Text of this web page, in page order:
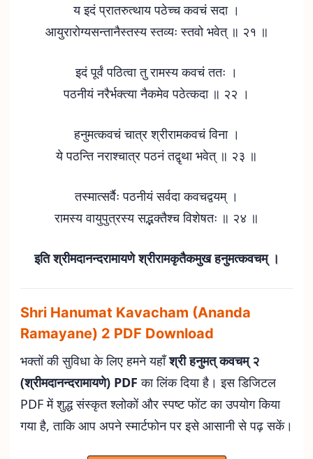
य इदं प्रातरुत्थाय पठेच्च कवचं सदा ।
आयुरारोग्यसन्तानैस्तस्य स्तव्यः स्तवो भवेत् ॥ २१ ॥
इदं पूर्वं पठित्वा तु रामस्य कवचं ततः ।
पठनीयं नरैर्भक्त्या नैकमेव पठेत्कदा ॥ २२ ।
हनुमत्कवचं चात्र श्रीरामकवचं विना ।
ये पठन्ति नराश्चात्र पठनं तद्वृथा भवेत् ॥ २३ ॥
तस्मात्सर्वैः पठनीयं सर्वदा कवचद्वयम् ।
रामस्य वायुपुत्रस्य सद्भक्तैश्च विशेषतः ॥ २४ ॥
इति श्रीमदानन्दरामायणे श्रीरामकृतैकमुख हनुमत्कवचम् ।
Shri Hanumat Kavacham (Ananda
Ramayane) 2 PDF Download
भक्तों की सुविधा के लिए हमने यहाँश्री हनुमत् कवचम् २
(श्रीमदानन्दरामायणे) PDF का लिंक दिया है। इस डिजिटल
PDF में शुद्ध संस्कृत श्लोकों और स्पष्ट फोंट का उपयोग किया
गया है, ताकि आप अपने स्मार्टफोन पर इसे आसानी से पढ़ सकें।